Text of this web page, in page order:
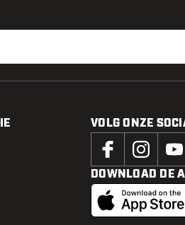
VOLG ONZE
DOWNLOAD DE